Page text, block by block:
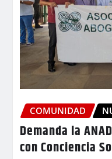
COMUNIDAD
Demanda la
con Conciencia